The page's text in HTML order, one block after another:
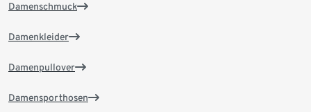
Damenschmuck
Damenkleider
Damenpullover
Damensporthosen